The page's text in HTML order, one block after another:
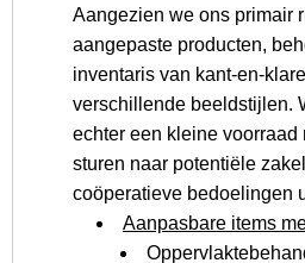
Aangezien we ons primair
aangepaste producten,
inventaris van kant-en-
verschillende beeldstijlen.
echter een kleine voorraad
sturen naar potentiële
coöperatieve bedoelingen
Aanpasbare items